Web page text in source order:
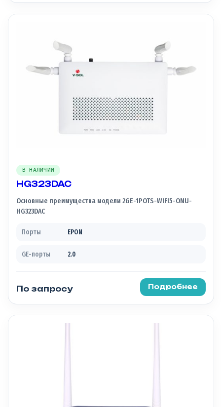
В НАЛИЧИИ
HG323DAC
Основные преимущества модели 2GE-1POTS-WIFI5-ONU-
HG323DAC
Порты EPON
GE-порты 2.0
По запросу Подробнее